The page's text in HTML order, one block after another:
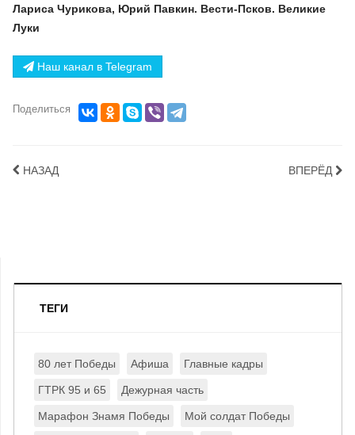
Лариса Чурикова, Юрий Павкин. Вести-Псков. Великие
Луки
Наш канал в Telegram
Поделиться
НАЗАД ВПЕРЁД
ТЕГИ
80 лет Победы Афиша Главные кадры
ГТРК 95 и 65 Дежурная часть
Марафон Знамя Победы Мой солдат Победы